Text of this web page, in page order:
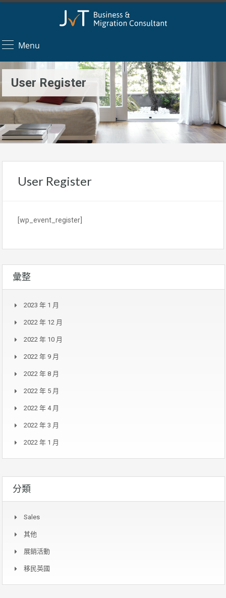
Menu
User Register
User Register
[wp_event_register]
彙整
2023 年 1 月
2022 年 12 月
2022 年 10 月
2022 年 9 月
2022 年 8 月
2022 年 5 月
2022 年 4 月
2022 年 3 月
2022 年 1 月
分類
Sales
其他
展銷活動
移民英國